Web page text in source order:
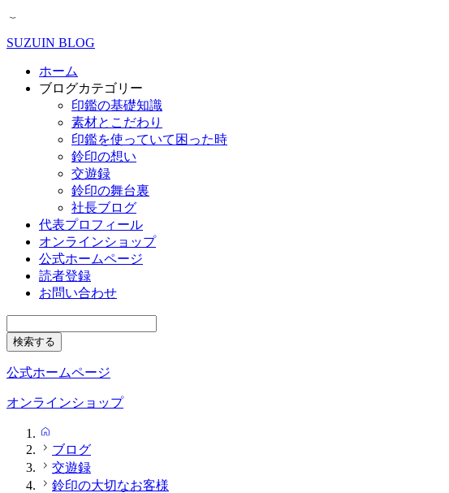
SUZUIN BLOG
ホーム
ブログカテゴリー
印鑑の基礎知識
素材とこだわり
印鑑を使っていて困った時
鈴印の想い
交遊録
鈴印の舞台裏
社長ブログ
代表プロフィール
オンラインショップ
公式ホームページ
読者登録
お問い合わせ
公式ホームページ
オンラインショップ
ブログ
交遊録
鈴印の大切なお客様